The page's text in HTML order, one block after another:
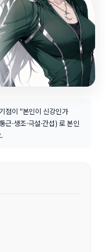
점이 "본인이 신강인가
·생조·극설·간섭) 로 본인